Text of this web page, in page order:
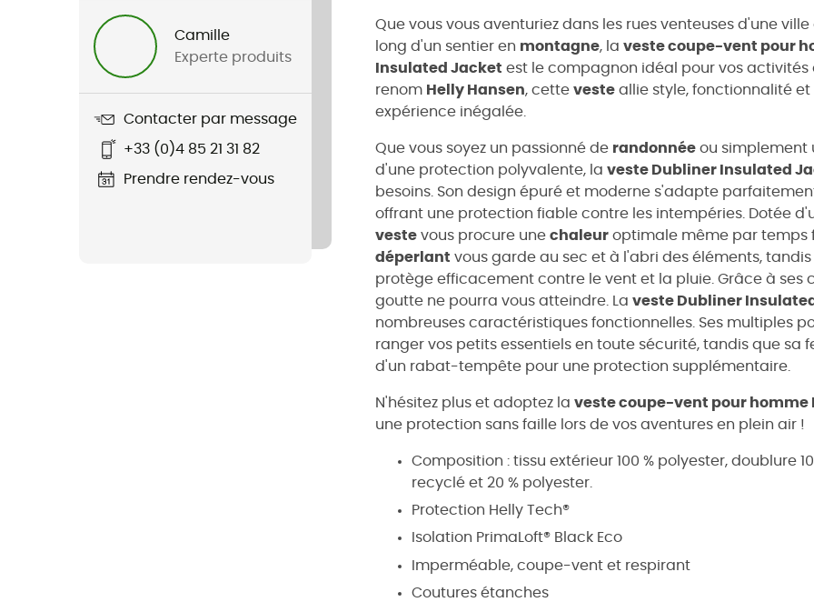
Camille
Experte produits
Contacter par message
+33 (0)4 85 21 31 82
Prendre rendez-vous
Que vous vous aventuriez dans les rues venteuses d'une
long d'un sentier en montagne, la veste coupe-vent pour
Insulated Jacket est le compagnon idéal pour vos
renom Helly Hansen, cette veste allie style, fonctionnalité
expérience inégalée.
Que vous soyez un passionné de randonnée ou simplement
d'une protection polyvalente, la veste Dubliner Insulated
besoins. Son design épuré et moderne s'adapte
offrant une protection fiable contre les intempéries. Dotée
veste vous procure une chaleur optimale même par temps
déperlant vous garde au sec et à l'abri des éléments,
protège efficacement contre le vent et la pluie. Grâce à ses
goutte ne pourra vous atteindre. La veste Dubliner
nombreuses caractéristiques fonctionnelles. Ses multiples
ranger vos petits essentiels en toute sécurité, tandis que sa
d'un rabat-tempête pour une protection supplémentaire.
N'hésitez plus et adoptez la veste coupe-vent pour homme
une protection sans faille lors de vos aventures en plein air !
Composition : tissu extérieur 100 % polyester, doublure
recyclé et 20 % polyester.
Protection Helly Tech®
Isolation PrimaLoft® Black Eco
Imperméable, coupe-vent et respirant
Coutures étanches